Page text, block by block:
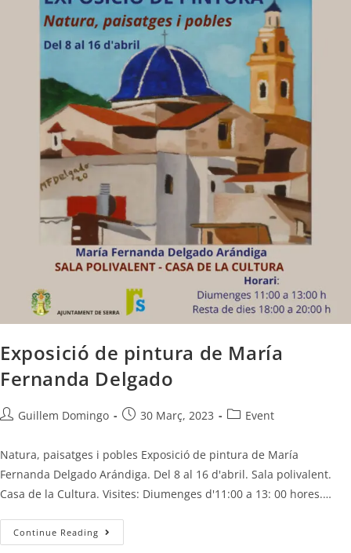
Exposició de pintura de María
Fernanda Delgado
Guillem Domingo 30 Març, 2023 Event
Natura, paisatges i pobles Exposició de pintura de María
Fernanda Delgado Arándiga. Del 8 al 16 d'abril. Sala polivalent.
Casa de la Cultura. Visites: Diumenges d'11:00 a 13: 00 hores.…
Continue Reading